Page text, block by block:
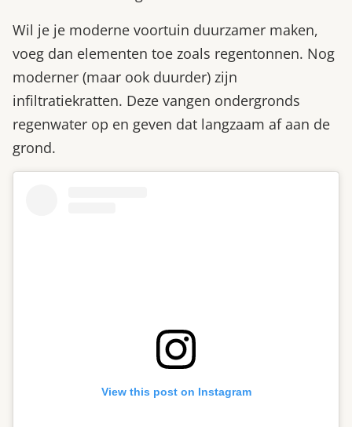
Wil je je moderne voortuin duurzamer maken,
voeg dan elementen toe zoals regentonnen. Nog
moderner (maar ook duurder) zijn
infiltratiekratten. Deze vangen ondergronds
regenwater op en geven dat langzaam af aan de
grond.
View this post on Instagram